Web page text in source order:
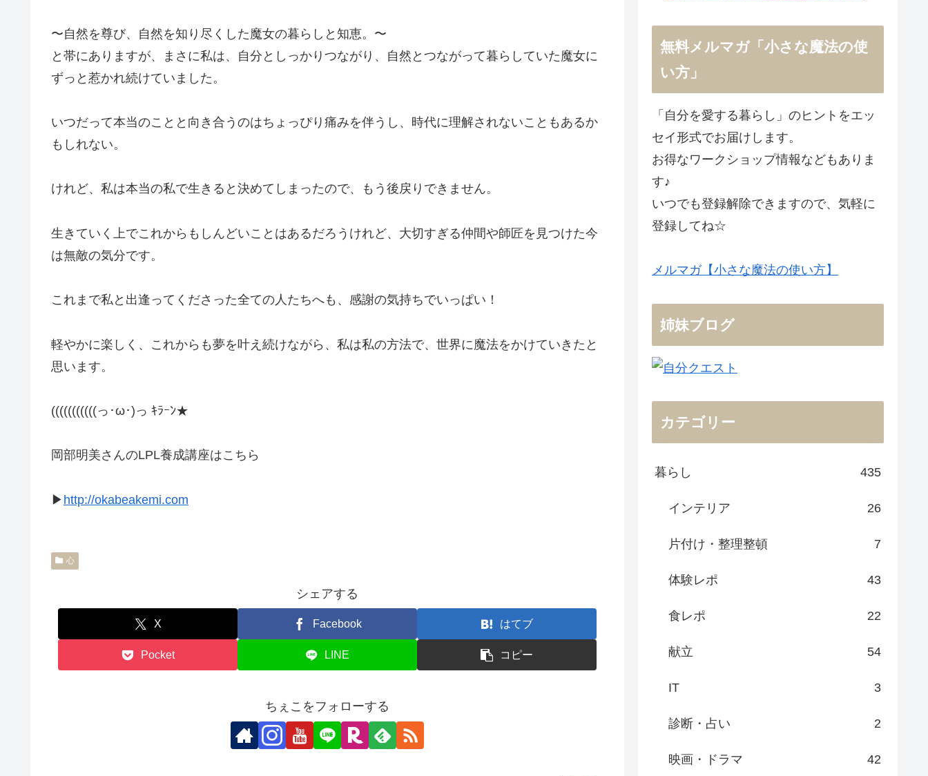
〜自然を尊び、自然を知り尽くした魔女の暮らしと知恵。〜
と帯にありますが、まさに私は、自分としっかりつながり、自然とつながって暮らしていた魔女に
ずっと惹かれ続けていました。
いつだって本当のことと向き合うのはちょっぴり痛みを伴うし、時代に理解されないこともあるか
もしれない。
けれど、私は本当の私で生きると決めてしまったので、もう後戻りできません。
生きていく上でこれからもしんどいことはあるだろうけれど、大切すぎる仲間や師匠を見つけた今
は無敵の気分です。
これまで私と出逢ってくださった全ての人たちへも、感謝の気持ちでいっぱい！
軽やかに楽しく、これからも夢を叶え続けながら、私は私の方法で、世界に魔法をかけていきたと
思います。
(((((((((((っ･ω･)っ ｷﾗｰﾝ★
岡部明美さんのLPL養成講座はこちら
▶ http://okabeakemi.com
心
シェアする
X Facebook はてブ
Pocket LINE コピー
ちぇこをフォローする
無料メルマガ「小さな魔法の使
い方」
「自分を愛する暮らし」のヒントをエッ
セイ形式でお届けします。
お得なワークショップ情報などもありま
す♪
いつでも登録解除できますので、気軽に
登録してね☆
メルマガ【小さな魔法の使い方】
姉妹ブログ
カテゴリー
暮らし 435
インテリア 26
片付け・整理整頓 7
体験レポ 43
食レポ 22
献立 54
IT 3
診断・占い 2
映画・ドラマ 42